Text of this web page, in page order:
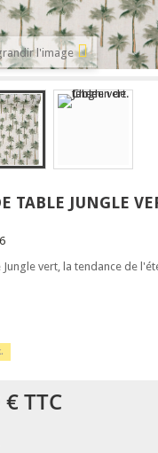
l'image
TABLE JUNGLE
vert, la tendance de
€TTC